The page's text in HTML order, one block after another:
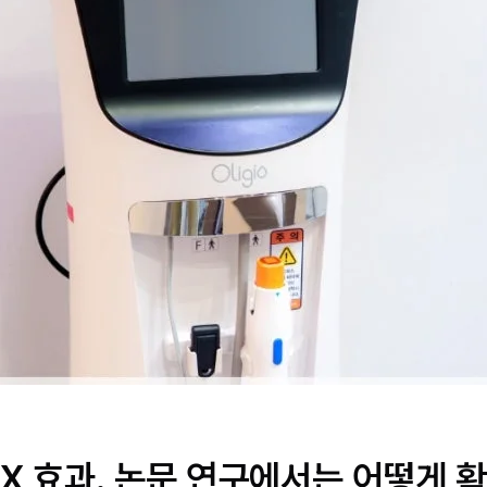
효과, 논문 연구에서는 어떻게